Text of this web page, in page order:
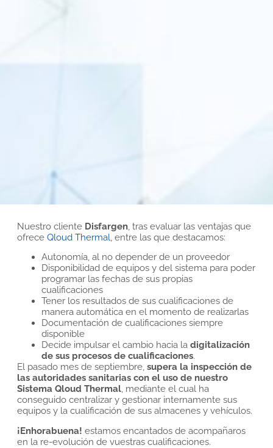
Nuestro cliente Disfargen, tras evaluar las ventajas que
ofrece Qloud Thermal, entre las que destacamos:
Autonomía, al no depender de un proveedor
Disponibilidad de equipos y del sistema para poder
programar las fechas de sus propias
cualificaciones
Tener los resultados de sus cualificaciones de
manera automática en el momento de realizarlas
Documentación de cualificaciones siempre
disponible
Decide impulsar el cambio hacia la digitalización
de sus procesos de cualificaciones.
El pasado mes de septiembre, supera la inspección de
las autoridades sanitarias con el uso de nuestro
Sistema Qloud Thermal, mediante el cual ha
conseguido centralizar y gestionar internamente sus
equipos y la cualificación de sus almacenes y vehículos.
¡Enhorabuena! estamos encantados de acompañaros
en la re-evolución de vuestras cualificaciones.